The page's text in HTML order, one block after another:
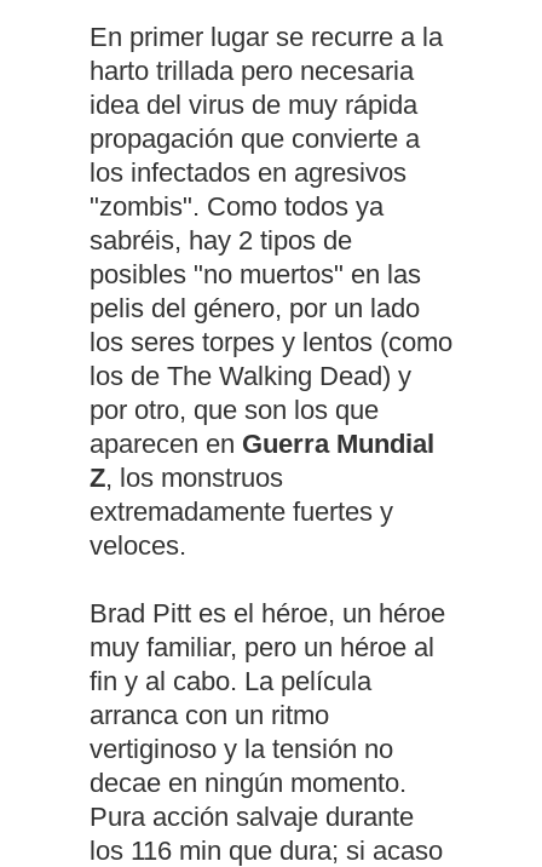
En primer lugar se recurre a la
harto trillada pero necesaria
idea del virus de muy rápida
propagación que convierte a
los infectados en agresivos
"zombis". Como todos ya
sabréis, hay 2 tipos de
posibles "no muertos" en las
pelis del género, por un lado
los seres torpes y lentos (como
los de The Walking Dead) y
por otro, que son los que
aparecen en Guerra Mundial
Z, los monstruos
extremadamente fuertes y
veloces.
Brad Pitt es el héroe, un héroe
muy familiar, pero un héroe al
fin y al cabo. La película
arranca con un ritmo
vertiginoso y la tensión no
decae en ningún momento.
Pura acción salvaje durante
los 116 min que dura; si acaso